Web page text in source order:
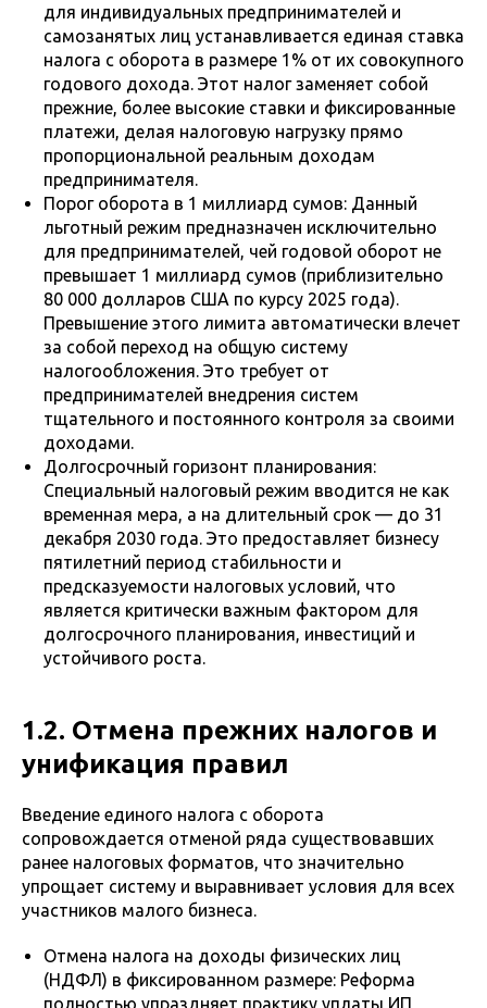
для индивидуальных предпринимателей и
самозанятых лиц устанавливается единая ставка
налога с оборота в размере 1% от их совокупного
годового дохода. Этот налог заменяет собой
прежние, более высокие ставки и фиксированные
платежи, делая налоговую нагрузку прямо
пропорциональной реальным доходам
предпринимателя.
Порог оборота в 1 миллиард сумов: Данный
льготный режим предназначен исключительно
для предпринимателей, чей годовой оборот не
превышает 1 миллиард сумов (приблизительно
80 000 долларов США по курсу 2025 года).
Превышение этого лимита автоматически влечет
за собой переход на общую систему
налогообложения. Это требует от
предпринимателей внедрения систем
тщательного и постоянного контроля за своими
доходами.
Долгосрочный горизонт планирования:
Специальный налоговый режим вводится не как
временная мера, а на длительный срок — до 31
декабря 2030 года. Это предоставляет бизнесу
пятилетний период стабильности и
предсказуемости налоговых условий, что
является критически важным фактором для
долгосрочного планирования, инвестиций и
устойчивого роста.
1.2. Отмена прежних налогов и
унификация правил
Введение единого налога с оборота
сопровождается отменой ряда существовавших
ранее налоговых форматов, что значительно
упрощает систему и выравнивает условия для всех
участников малого бизнеса.
Отмена налога на доходы физических лиц
(НДФЛ) в фиксированном размере: Реформа
полностью упраздняет практику уплаты ИП